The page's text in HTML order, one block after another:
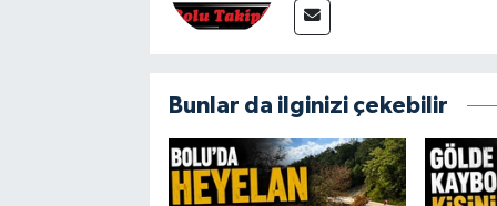
Bunlar da ilginizi çekebilir